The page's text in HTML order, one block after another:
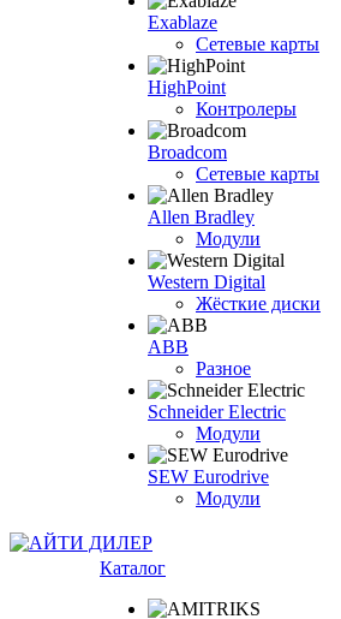
Exablaze
Сетевые карты
HighPoint
Контролеры
Broadcom
Сетевые карты
Allen Bradley
Модули
Western Digital
Жёсткие диски
ABB
Разное
Schneider Electric
Модули
SEW Eurodrive
Модули
Каталог